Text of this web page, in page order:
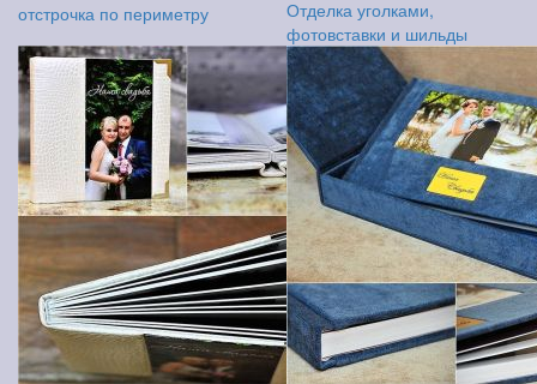
отстрочка по периметру
Отделка уголками,
фотовставки и шильды